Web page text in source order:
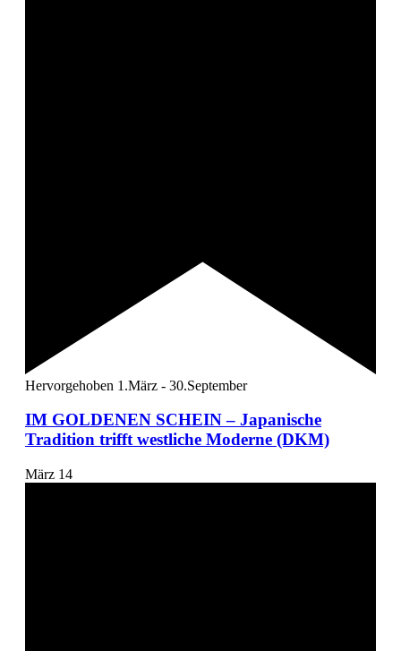
Hervorgehoben 1.März - 30.September
IM GOLDENEN SCHEIN – Japanische
Tradition trifft westliche Moderne (DKM)
März 14